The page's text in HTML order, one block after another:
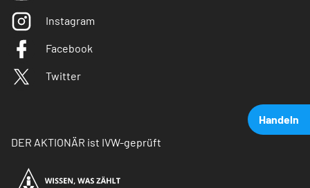
Handeln
Instagram
Facebook
Twitter
DER AKTIONÄR ist IVW-geprüft